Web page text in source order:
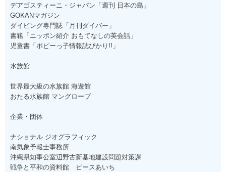
デアゴスティーニ・ジャパン「週刊 日本の島」
GOKANマガジン
ダイビング専門誌「月刊ダイバー」
書籍「ニッポン紹介 おもてなしの英会話」
児童書「ポピーっ子情報誌ぴかり!!」
水族館
世界最大級の水族館 海遊館
おたる水族館 マングローブ
企業・団体
ナショナル ジオグラフィック
南気象予報士事務所
沖縄県知事公室辺野古新基地建設問題対策課
戦争と平和の資料館 ピースあいち